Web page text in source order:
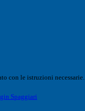
con le istruzioni necessarie.
Spaggiari